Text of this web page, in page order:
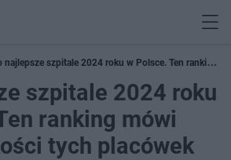
najlepsze szpitale 2024 roku w Polsce. Ten ranking
szpitale 2024 roku
ranking mówi
tych placówek